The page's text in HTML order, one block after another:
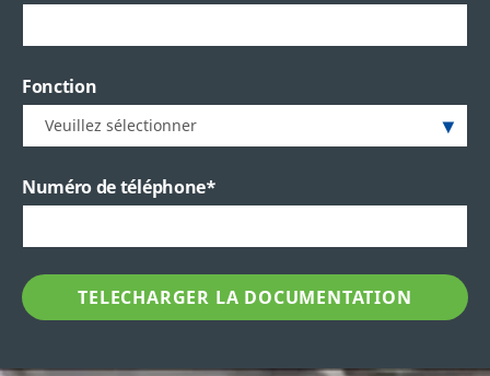
Fonction
Numéro de téléphone*